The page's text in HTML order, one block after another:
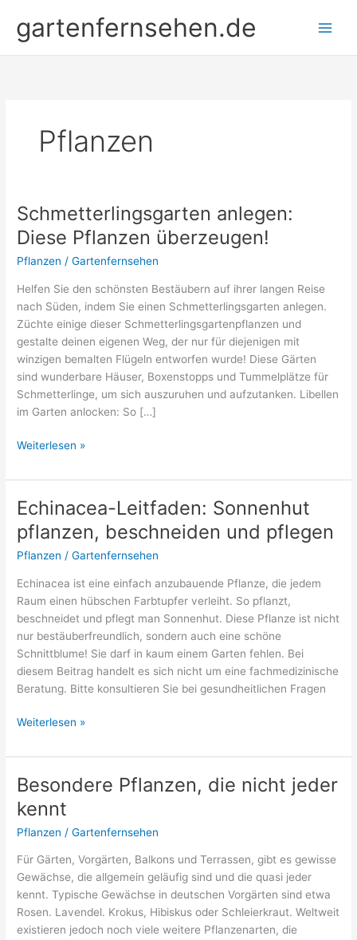
Inhalt
springen
gartenfernsehen.de
Pflanzen
Schmetterlingsgarten anlegen:
Diese Pflanzen überzeugen!
Pflanzen /Gartenfernsehen
Helfen Sie den schönsten Bestäubern auf ihrer langen Reise
nach Süden, indem Sie einen Schmetterlingsgarten anlegen.
Züchte einige dieser Schmetterlingsgartenpflanzen und
gestalte deinen eigenen Weg, der nur für diejenigen mit
winzigen bemalten Flügeln entworfen wurde! Diese Gärten
sind wunderbare Häuser, Boxenstopps und Tummelplätze für
Schmetterlinge, um sich auszuruhen und aufzutanken. Libellen
im Garten anlocken: So […]
Schmetterlingsgarten
Diese
Pflanzen
überzeugen!
Weiterlesen »
Echinacea-Leitfaden: Sonnenhut
pflanzen, beschneiden und pflegen
Pflanzen /Gartenfernsehen
Echinacea ist eine einfach anzubauende Pflanze, die jedem
Raum einen hübschen Farbtupfer verleiht. So pflanzt,
beschneidet und pflegt man Sonnenhut. Diese Pflanze ist nicht
nur bestäuberfreundlich, sondern auch eine schöne
Schnittblume! Sie darf in kaum einem Garten fehlen. Bei
diesem Beitrag handelt es sich nicht um eine fachmedizinische
Beratung. Bitte konsultieren Sie bei gesundheitlichen Fragen
Echinacea-
Sonnenhut
beschneiden
und
pflegen
Weiterlesen »
Besondere Pflanzen, die nicht jeder
kennt
Pflanzen /Gartenfernsehen
Für Gärten, Vorgärten, Balkons und Terrassen, gibt es gewisse
Gewächse, die allgemein geläufig sind und die quasi jeder
kennt. Typische Gewächse in deutschen Vorgärten sind etwa
Rosen. Lavendel. Krokus, Hibiskus oder Schleierkraut. Weltweit
existieren jedoch noch viele weitere Pflanzenarten, die